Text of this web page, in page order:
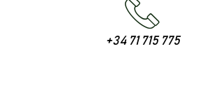
+34 71 715 775